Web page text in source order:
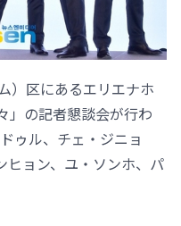
）区にあるエリエナホ
」の記者懇談会が行わ
ゥル、チェ・ジニョ
ヒョン、ユ・ソンホ、パ